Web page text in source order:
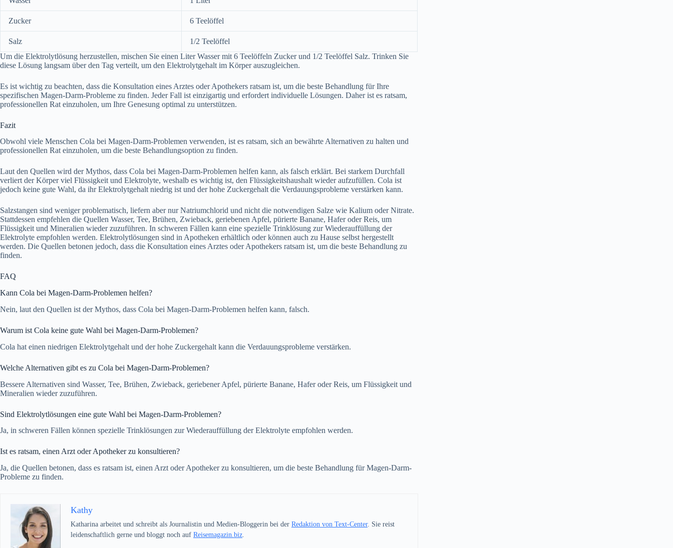
Zucker 6 Teelöffel
Salz
1/2 Teelöffel
Um die Elektrolytlösung herzustellen, mischen Sie einen Liter Wasser mit 6 Teelöffeln Zucker und 1/2 Teelöffel Salz. Trinken Sie
diese Lösung langsam über den Tag verteilt, um den Elektrolytgehalt im Körper auszugleichen.
Es ist wichtig zu beachten, dass die Konsultation eines Arztes oder Apothekers ratsam ist, um die beste Behandlung für Ihre
spezifischen Magen-Darm-Probleme zu finden. Jeder Fall ist einzigartig und erfordert individuelle Lösungen. Daher ist es ratsam,
professionellen Rat einzuholen, um Ihre Genesung optimal zu unterstützen.
Fazit
Obwohl viele Menschen Cola bei Magen-Darm-Problemen verwenden, ist es ratsam, sich an bewährte Alternativen zu halten und
professionellen Rat einzuholen, um die beste Behandlungsoption zu finden.
Laut den Quellen wird der Mythos, dass Cola bei Magen-Darm-Problemen helfen kann, als falsch erklärt. Bei starkem Durchfall
verliert der Körper viel Flüssigkeit und Elektrolyte, weshalb es wichtig ist, den Flüssigkeitshaushalt wieder aufzufüllen. Cola ist
jedoch keine gute Wahl, da ihr Elektrolytgehalt niedrig ist und der hohe Zuckergehalt die Verdauungsprobleme verstärken kann.
Salzstangen sind weniger problematisch, liefern aber nur Natriumchlorid und nicht die notwendigen Salze wie Kalium oder Nitrate.
Stattdessen empfehlen die Quellen Wasser, Tee, Brühen, Zwieback, geriebenen Apfel, pürierte Banane, Hafer oder Reis, um
Flüssigkeit und Mineralien wieder zuzuführen. In schweren Fällen kann eine spezielle Trinklösung zur Wiederauffüllung der
Elektrolyte empfohlen werden. Elektrolytlösungen sind in Apotheken erhältlich oder können auch zu Hause selbst hergestellt
werden. Die Quellen betonen jedoch, dass die Konsultation eines Arztes oder Apothekers ratsam ist, um die beste Behandlung zu
finden.
FAQ
Kann Cola bei Magen-Darm-Problemen helfen?
Nein, laut den Quellen ist der Mythos, dass Cola bei Magen-Darm-Problemen helfen kann, falsch.
Warum ist Cola keine gute Wahl bei Magen-Darm-Problemen?
Cola hat einen niedrigen Elektrolytgehalt und der hohe Zuckergehalt kann die Verdauungsprobleme verstärken.
Welche Alternativen gibt es zu Cola bei Magen-Darm-Problemen?
Bessere Alternativen sind Wasser, Tee, Brühen, Zwieback, geriebener Apfel, pürierte Banane, Hafer oder Reis, um Flüssigkeit und
Mineralien wieder zuzuführen.
Sind Elektrolytlösungen eine gute Wahl bei Magen-Darm-Problemen?
Ja, in schweren Fällen können spezielle Trinklösungen zur Wiederauffüllung der Elektrolyte empfohlen werden.
Ist es ratsam, einen Arzt oder Apotheker zu konsultieren?
Ja, die Quellen betonen, dass es ratsam ist, einen Arzt oder Apotheker zu konsultieren, um die beste Behandlung für Magen-Darm-
Probleme zu finden.
Kathy
Katharina arbeitet und schreibt als Journalistin und Medien-Bloggerin bei der Redaktion von Text-Center. Sie reist
leidenschaftlich gerne und bloggt noch auf Reisemagazin.biz.